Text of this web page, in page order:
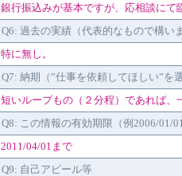
銀行振込みが基本ですが、応相談にて
Q6: 過去の実績（代表的なもので構い
特に無し。
Q7: 納期（”仕事を依頼してほしい”を
短いループもの（２分程）であれば
Q8: この情報の有効期限（例2006/01/
2011/04/01まで
Q9: 自己アピール等